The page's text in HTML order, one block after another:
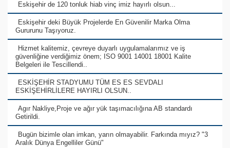
Eskişehir de 120 tonluk hiab vinç imiz hayırlı olsun...
Eskişehir deki Büyük Projelerde En Güvenilir Marka Olma
Gururunu Taşıyoruz.
Hizmet kalitemiz, çevreye duyarlı uygulamalarımız ve iş
güvenliğine verdiğimiz önem; ISO 9001 14001 18001 Kalite
Belgeleri ile Tescillendi..
ESKİŞEHİR STADYUMU TÜM ES ES SEVDALI
ESKİŞEHİRLİLERE HAYIRLI OLSUN..
Agır Nakliye,Proje ve ağır yük taşımacılığına AB standardı
Getirildi.
Bugün bizimle olan imkan, yarın olmayabilir. Farkında mıyız? "3
Aralık Dünya Engelliler Günü"